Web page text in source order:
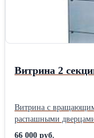
Витрина 2
Витрина с
распашными
модель 90G: Габариты: 93x52xh198 Основание и топ: окрашено
66 000 руб.